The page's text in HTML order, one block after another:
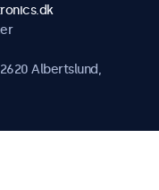
Albertslund,